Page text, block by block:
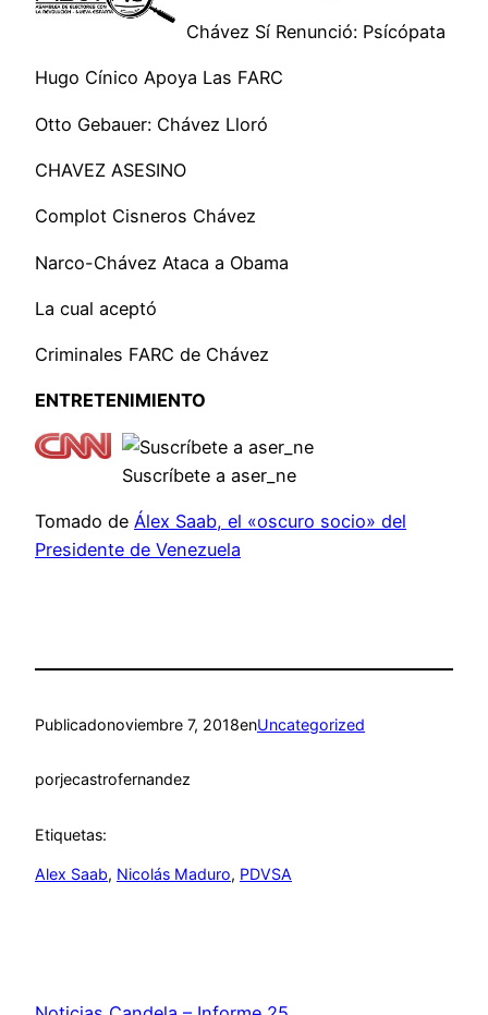
Chávez Sí Renunció: Psícópata
Hugo Cínico Apoya Las FARC
Otto Gebauer: Chávez Lloró
CHAVEZ ASESINO
Complot Cisneros Chávez
Narco-Chávez Ataca a Obama
La cual aceptó
Criminales FARC de Chávez
ENTRETENIMIENTO
Suscríbete a aser_ne
Tomado de Álex Saab, el «oscuro socio» del
Presidente de Venezuela
Publicadonoviembre 7, 2018enUncategorized
porjecastrofernandez
Etiquetas:
Alex Saab, Nicolás Maduro, PDVSA